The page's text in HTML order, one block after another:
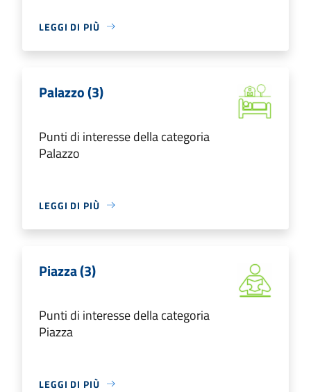
LEGGI DI PIÙ
Palazzo (3)
Punti di interesse della categoria
Palazzo
LEGGI DI PIÙ
Piazza (3)
Punti di interesse della categoria
Piazza
LEGGI DI PIÙ